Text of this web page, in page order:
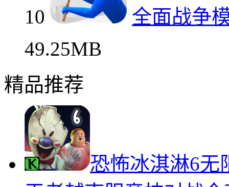
10
全面战争模拟器中文
10
49.25MB